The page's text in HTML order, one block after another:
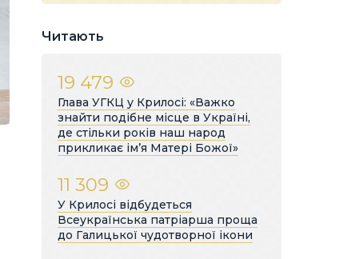
Читають
19 479
Глава УГКЦ у Крилосі: «Важко
знайти подібне місце в Україні,
де стільки років наш народ
прикликає ім’я Матері Божої»
11 309
У Крилосі відбудеться
Всеукраїнська патріарша проща
до Галицької чудотворної ікони